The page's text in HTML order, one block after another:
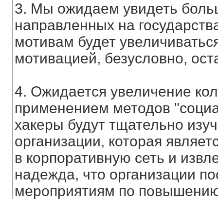
3. Мы ожидаем увидеть
направленных на
мотивам будет
мотивацией, безусловно,
4. Ожидается увеличение
применением методов
хакеры будут тщательно
организации, которая
в корпоративную сеть и
надежда, что организации
мероприятиям по